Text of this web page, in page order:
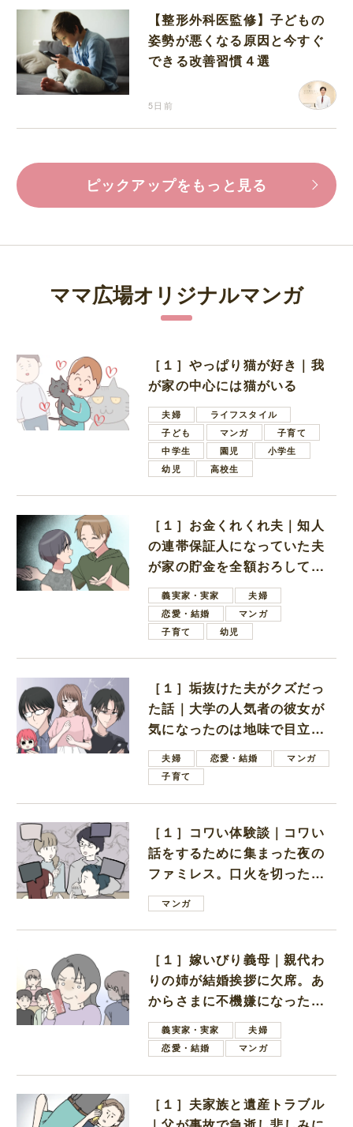
【整形外科医監修】子どもの
姿勢が悪くなる原因と今すぐ
できる改善習慣４選
5日前
ピックアップをもっと見る
ママ広場オリジナルマンガ
［１］やっぱり猫が好き｜我
が家の中心には猫がいる
夫婦
ライフスタイル
子ども
マンガ
子育て
中学生
園児
小学生
幼児
高校生
［１］お金くれくれ夫｜知人
の連帯保証人になっていた夫
が家の貯金を全額おろしてほ
しいと言ってきた
義実家・実家
夫婦
恋愛・結婚
マンガ
子育て
幼児
［１］垢抜けた夫がクズだっ
た話｜大学の人気者の彼女が
気になったのは地味で目立た
ない男子学生
夫婦 恋愛・結婚
マンガ
子育て
［１］コワい体験談｜コワい
話をするために集まった夜の
ファミレス。口火を切ったの
は電車好きの男の子ママ
マンガ
［１］嫁いびり義母｜親代わ
りの姉が結婚挨拶に欠席。あ
からさまに不機嫌になった義
母義実家・実家
夫婦
恋愛・結婚
マンガ
［１］夫家族と遺産トラブル